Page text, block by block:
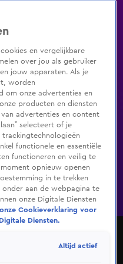
Zenders Genres
De Bondgenoten
Shakira in ‘Zing het
en vergelijkbare
over jou als gebruiker
jouw apparaten. Als je
worden
om onze advertenties en
producten en diensten
advertenties en content
selecteert of je
functionele en essentiële
functioneren en veilig te
opnieuw openen
in te trekken
aan de webpagina te
onze Digitale Diensten
Cookieverklaring voor
Diensten.
Altijd actief